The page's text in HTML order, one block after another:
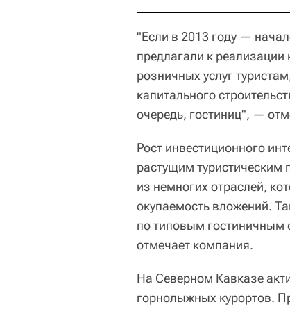
"Если в 2013 году —
предлагали к
розничных услуг
капитального
очередь, гостиниц", —
Рост инвестиционного
растущим
из немногих отраслей,
окупаемость вложений.
по типовым гостиничным
отмечает компания.
На Северном Кавказе
горнолыжных курортов.